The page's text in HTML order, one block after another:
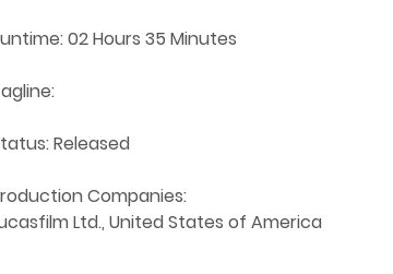
02 Hours 35 Minutes
Released
Companies:
Ltd., United States of America